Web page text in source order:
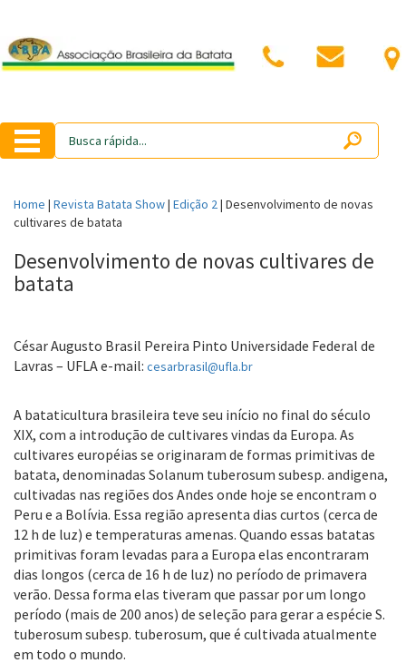
Home | Revista Batata Show| Edição 2| Desenvolvimento de novas
cultivares de batata
Desenvolvimento de novas cultivares de
batata
César Augusto Brasil Pereira Pinto Universidade Federal de
Lavras – UFLA e-mail: cesarbrasil@ufla.br
A bataticultura brasileira teve seu início no final do século
XIX, com a introdução de cultivares vindas da Europa. As
cultivares européias se originaram de formas primitivas de
batata, denominadas Solanum tuberosum subesp. andigena,
cultivadas nas regiões dos Andes onde hoje se encontram o
Peru e a Bolívia. Essa região apresenta dias curtos (cerca de
12 h de luz) e temperaturas amenas. Quando essas batatas
primitivas foram levadas para a Europa elas encontraram
dias longos (cerca de 16 h de luz) no período de primavera
verão. Dessa forma elas tiveram que passar por um longo
período (mais de 200 anos) de seleção para gerar a espécie S.
tuberosum subesp. tuberosum, que é cultivada atualmente
em todo o mundo.